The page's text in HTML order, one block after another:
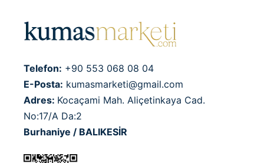
Telefon: +90 553 068 08 04
E-Posta: kumasmarketi@gmail.com
Adres: Kocaçami Mah. Aliçetinkaya Cad.
No:17/A Da:2
Burhaniye / BALIKESİR